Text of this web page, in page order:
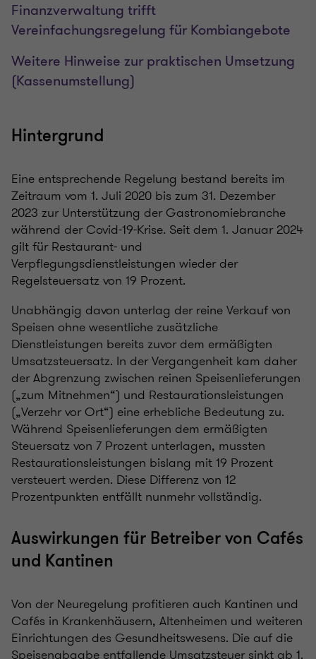
Finanzverwaltung trifft
Vereinfachungsregelung für Kombiangebote
Weitere Hinweise zur praktischen Umsetzung
(Kassenumstellung)
Hintergrund
Eine entsprechende Regelung bestand bereits im
Zeitraum vom 1. Juli 2020 bis zum 31. Dezember
2023 zur Unterstützung der Gastronomiebranche
während der Covid-19-Krise. Seit dem 1. Januar 2024
gilt für Restaurant- und
Verpflegungsdienstleistungen wieder der
Regelsteuersatz von 19 Prozent.
Unabhängig davon unterlag der reine Verkauf von
Speisen ohne wesentliche zusätzliche
Dienstleistungen bereits zuvor dem ermäßigten
Umsatzsteuersatz. In der Vergangenheit kam daher
der Abgrenzung zwischen reinen Speisenlieferungen
(„zum Mitnehmen“) und Restaurationsleistungen
(„Verzehr vor Ort“) eine erhebliche Bedeutung zu.
Während Speisenlieferungen dem ermäßigten
Steuersatz von 7 Prozent unterlagen, mussten
Restaurationsleistungen bislang mit 19 Prozent
versteuert werden. Diese Differenz von 12
Prozentpunkten entfällt nunmehr vollständig.
Auswirkungen für Betreiber von Cafés
und Kantinen
Von der Neuregelung profitieren auch Kantinen und
Cafés in Krankenhäusern, Altenheimen und weiteren
Einrichtungen des Gesundheitswesens. Die auf die
Speisenabgabe entfallende Umsatzsteuer sinkt ab 1.